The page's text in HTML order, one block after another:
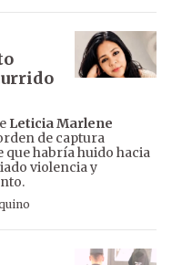
Leticia Marlene
de captura
que habría huido hacia
violencia y